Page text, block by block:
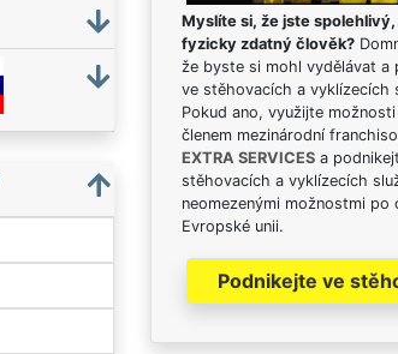
Myslíte si, že jste
fyzicky zdatný člověk?
že byste si mohl vydělávat a
ve stěhovacích a vyklízecích
Pokud ano, využijte
členem mezinárodní
EXTRA SERVICESa
stěhovacích a vyklízecích
neomezenými možnostmi po
Evropské unii.
Podnikejte ve